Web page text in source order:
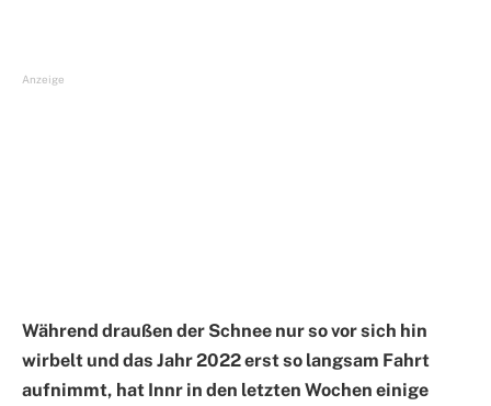
Anzeige
Während draußen der Schnee nur so vor sich hin
wirbelt und das Jahr 2022 erst so langsam Fahrt
aufnimmt, hat Innr in den letzten Wochen einige